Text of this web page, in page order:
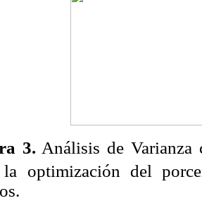
3. Análisis de
la optimización del